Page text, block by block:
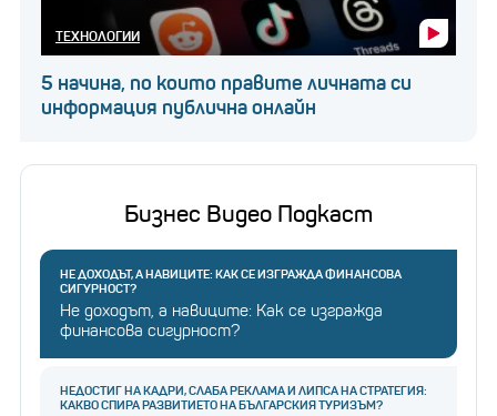
ТЕХНОЛОГИИ
5 начина, по които правите личната си
информация публична онлайн
Бизнес Видео Подкаст
НЕ ДОХОДЪТ, А НАВИЦИТЕ: КАК СЕ ИЗГРАЖДА ФИНАНСОВА
СИГУРНОСТ?
Не доходът, а навиците: Как се изгражда
финансова сигурност?
НЕДОСТИГ НА КАДРИ, СЛАБА РЕКЛАМА И ЛИПСА НА СТРАТЕГИЯ:
КАКВО СПИРА РАЗВИТИЕТО НА БЪЛГАРСКИЯ ТУРИЗЪМ?